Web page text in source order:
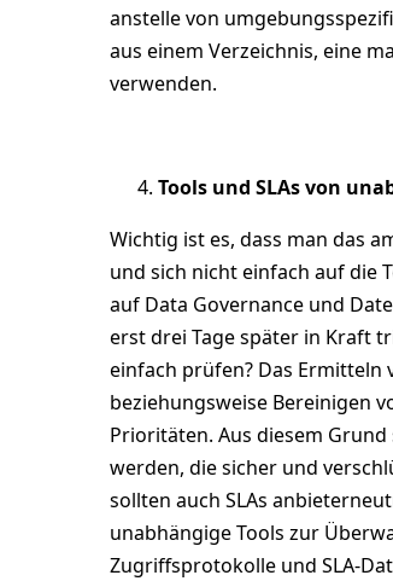
anstelle von
aus einem Verzeichnis, eine
verwenden.
Tools und SLAs von
Wichtig ist es, dass man das
und sich nicht einfach auf die
auf Data Governance und
erst drei Tage später in Kraft
einfach prüfen? Das Ermitteln
beziehungsweise Bereinigen
Prioritäten. Aus diesem
werden, die sicher und
sollten auch SLAs
unabhängige Tools zur
Zugriffsprotokolle und SLA-